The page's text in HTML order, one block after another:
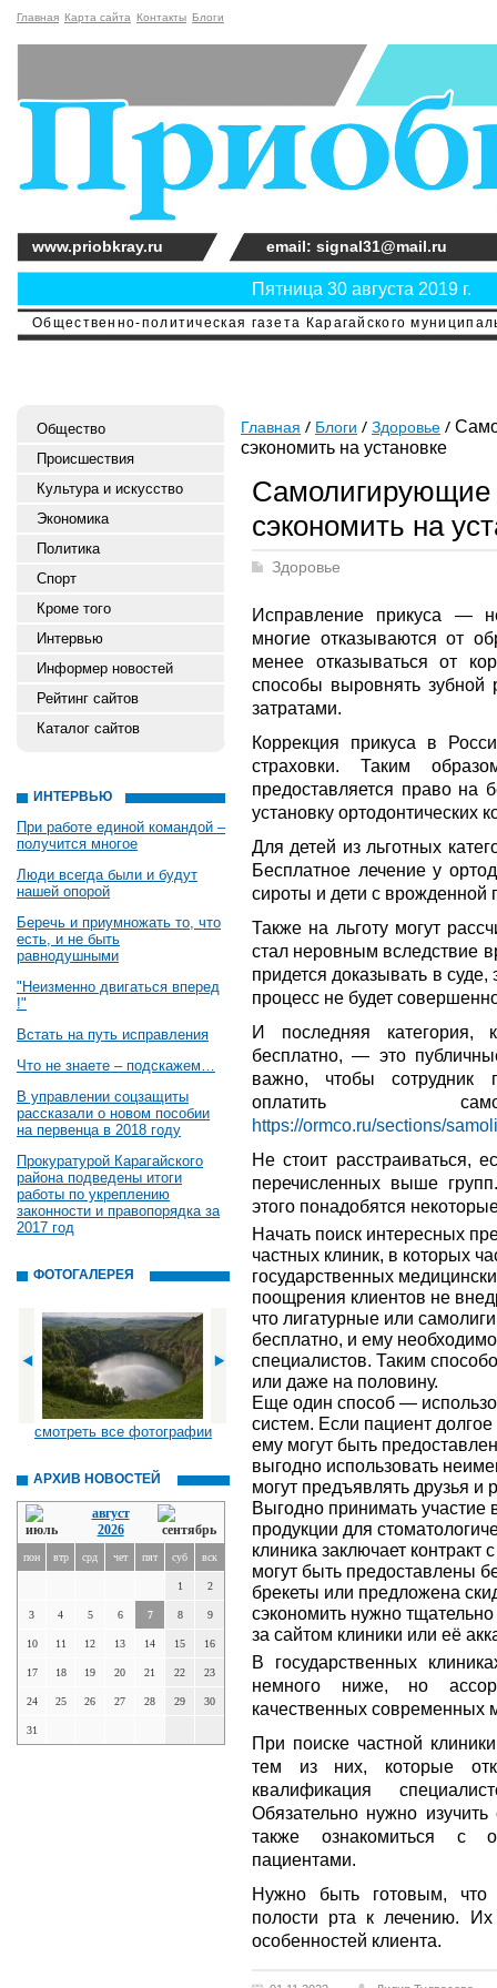
Главная Карта сайта Контакты Блоги
Общественно-политическая газета Карагайского
Пятница 30 августа 2019 г.
www.priobkray.ru email: signal31@mail.ru
Общество
Происшествия
Культура и искусство
Экономика
Политика
Спорт
Кроме того
Интервью
Информер новостей
Рейтинг сайтов
Каталог сайтов
ИНТЕРВЬЮ
При работе единой командой –
получится многое
Люди всегда были и будут
нашей опорой
Беречь и приумножать то, что
есть, и не быть
равнодушными
"Неизменно двигаться вперед
!"
Встать на путь исправления
Что не знаете – подскажем…
В управлении соцзащиты
рассказали о новом пособии
на первенца в 2018 году
Прокуратурой Карагайского
района подведены итоги
работы по укреплению
законности и правопорядка за
2017 год
ФОТОГАЛЕРЕЯ
смотреть все фотографии
АРХИВ НОВОСТЕЙ
август
2026
пон втр срд чет пят суб вск
1 2
3 4 5 6 7 8 9
10 11 12 13 14 15 16
17 18 19 20 21 22 23
24 25 26 27 28 29 30
31
Главная Блоги Здоровье
сэкономить на установке
Самолигирующие
сэкономить на
Здоровье
Исправление прикуса —
многие отказываются от
менее отказываться от
способы выровнять
затратами.
Коррекция прикуса в
страховки. Таким
предоставляется право на
установку ортодонтических
Для детей из льготных
Бесплатное лечение у
сироты и дети с врожденной
Также на льготу могут
стал неровным вследствие
придется доказывать в суде,
процесс не будет
И последняя категория,
бесплатно, — это
важно, чтобы сотрудник
оплатить
https://ormco.ru/sections/
Не стоит расстраиваться,
перечисленных выше
этого понадобятся
Начать поиск интересных
частных клиник, в которых
государственных
поощрения клиентов не
что лигатурные или
бесплатно, и ему
специалистов. Таким
или даже на половину.
Еще один способ —
систем. Если пациент
ему могут быть
выгодно использовать
могут предъявлять друзья и
Выгодно принимать участие
продукции для
клиника заключает
могут быть предоставлены
брекеты или предложена
сэкономить нужно
за сайтом клиники или её
В государственных
немного ниже, но
качественных современных
При поиске частной
тем из них, которые
квалификация
Обязательно нужно
также ознакомиться с
пациентами.
Нужно быть готовым, что
полости рта к лечению.
особенностей клиента.